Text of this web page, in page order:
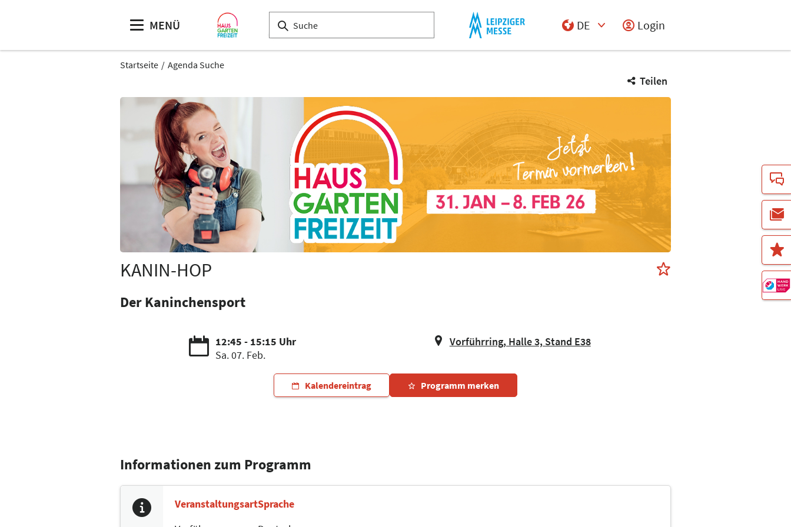
MENÜ
DE
Login
Startseite Agenda Suche
Teilen
KANIN-HOP
Der Kaninchensport
12:45 - 15:15 Uhr
Sa. 07. Feb.
Vorführring, Halle 3, Stand E38
Kalendereintrag Programm merken
Informationen zum Programm
VeranstaltungsartSprache